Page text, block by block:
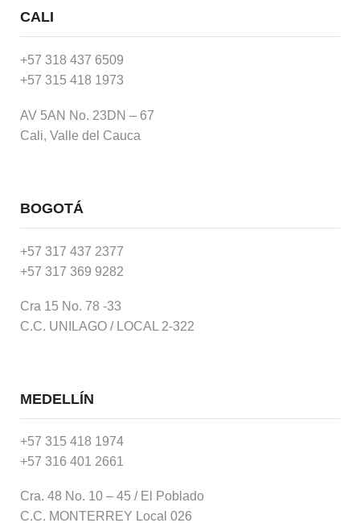
CALI
+57 318 437 6509
+57 315 418 1973
AV 5AN No. 23DN – 67
Cali, Valle del Cauca
BOGOTÁ
+57 317 437 2377
+57 317 369 9282
Cra 15 No. 78 -33
C.C. UNILAGO / LOCAL 2-322
MEDELLÍN
+57 315 418 1974
+57 316 401 2661
Cra. 48 No. 10 – 45 / El Poblado
C.C. MONTERREY Local 026